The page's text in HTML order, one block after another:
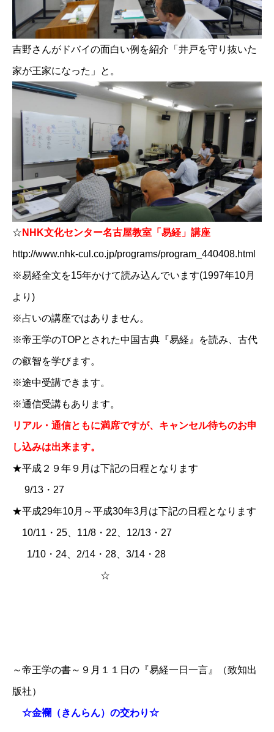
吉野さんがドバイの面白い例を紹介「井戸を守り抜いた
家が王家になった」と。
☆ NHK文化センター名古屋教室「易経」講座
http://www.nhk-cul.co.jp/programs/program_440408.html
※易経全文を15年かけて読み込んでいます(1997年10月
より)
※占いの講座ではありません。
※帝王学のTOPとされた中国古典『易経』を読み、古代
の叡智を学びます。
※途中受講できます。
※通信受講もあります。
リアル・通信ともに満席ですが、キャンセル待ちのお申
し込みは出来ます。
★平成２９年９月は下記の日程となります
9/13・27
★平成29年10月～平成30年3月は下記の日程となります
10/11・25、11/8・22、12/13・27
1/10・24、2/14・28、3/14・28
☆
～帝王学の書～９月１１日の『易経一日一言』（致知出
版社）
☆金襴（きんらん）の交わり☆